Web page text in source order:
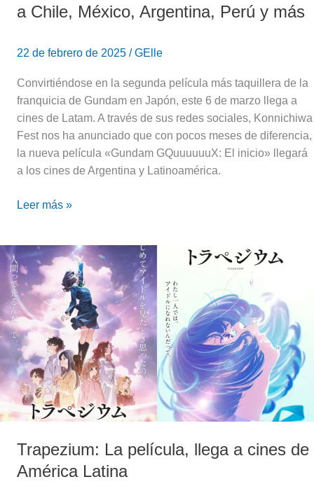
a Chile, México, Argentina, Perú y más
22 de febrero de 2025 /GElle
Convirtiéndose en la segunda película más taquillera de la
franquicia de Gundam en Japón, este 6 de marzo llega a
cines de Latam. A través de sus redes sociales, Konnichiwa
Fest nos ha anunciado que con pocos meses de diferencia,
la nueva película «Gundam GQuuuuuuX: El inicio» llegará
a los cines de Argentina y Latinoamérica.
Leer más »
Trapezium: La película, llega a cines de
América Latina
Trapezium:
La
película,
llega
a
cines
de
América
Latina